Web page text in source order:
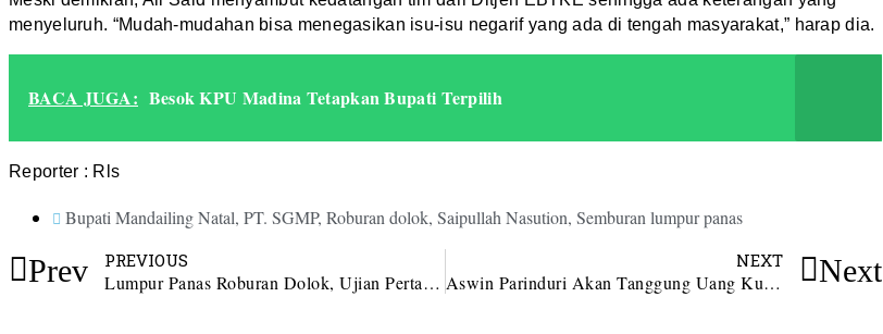
menyeluruh. “Mudah-mudahan bisa menegasikan isu-isu negarif yang ada di tengah masyarakat,” harap dia.
BACA JUGA: Besok KPU Madina Tetapkan Bupati Terpilih
Reporter : Rls
Bupati Mandailing Natal, PT. SGMP, Roburan dolok, Saipullah Nasution, Semburan lumpur panas
Prev PREVIOUS
Lumpur Panas Roburan Dolok, Ujian Pertama Saipullah Sebagai Bupati
NEXT
Aswin Parinduri Akan Tanggung Uang Kuliah Siswa SMAN 1 Kotanopan yang Lulus di Universitas Pulau Jawa Next